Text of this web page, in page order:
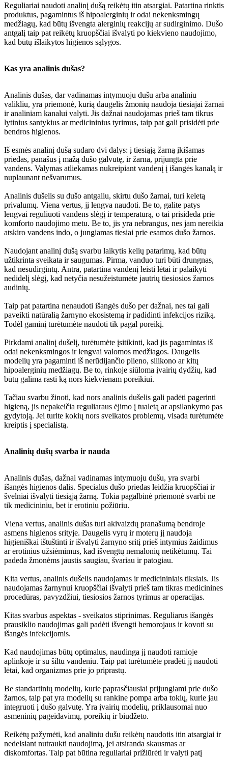
Reguliariai naudoti analinį dušą reikėtų itin atsargiai. Patartina rinktis
produktus, pagamintus iš hipoalerginių ir odai nekenksmingų
medžiagų, kad būtų išvengta alerginių reakcijų ar sudirginimo. Dušo
antgalį taip pat reikėtų kruopščiai išvalyti po kiekvieno naudojimo,
kad būtų išlaikytos higienos sąlygos.
Kas yra analinis dušas?
Analinis dušas, dar vadinamas intymuoju dušu arba analiniu
valikliu, yra priemonė, kurią daugelis žmonių naudoja tiesiajai žarnai
ir analiniam kanalui valyti. Jis dažnai naudojamas prieš tam tikrus
lytinius santykius ar medicininius tyrimus, taip pat gali prisidėti prie
bendros higienos.
Iš esmės analinį dušą sudaro dvi dalys: į tiesiąją žarną įkišamas
priedas, panašus į mažą dušo galvutę, ir žarna, prijungta prie
vandens. Valymas atliekamas nukreipiant vandenį į išangės kanalą ir
nuplaunant nešvarumus.
Analinis dušelis su dušo antgaliu, skirtu dušo žarnai, turi keletą
privalumų. Viena vertus, jį lengva naudoti. Be to, galite patys
lengvai reguliuoti vandens slėgį ir temperatūrą, o tai prisideda prie
komforto naudojimo metu. Be to, jis yra nebrangus, nes jam nereikia
atskiro vandens indo, o jungiamas tiesiai prie esamos dušo žarnos.
Naudojant analinį dušą svarbu laikytis kelių patarimų, kad būtų
užtikrinta sveikata ir saugumas. Pirma, vanduo turi būti drungnas,
kad nesudirgintų. Antra, patartina vandenį leisti lėtai ir palaikyti
nedidelį slėgį, kad netyčia nesužeistumėte jautrių tiesiosios žarnos
audinių.
Taip pat patartina nenaudoti išangės dušo per dažnai, nes tai gali
paveikti natūralią žarnyno ekosistemą ir padidinti infekcijos riziką.
Todėl gaminį turėtumėte naudoti tik pagal poreikį.
Pirkdami analinį dušelį, turėtumėte įsitikinti, kad jis pagamintas iš
odai nekenksmingos ir lengvai valomos medžiagos. Daugelis
modelių yra pagaminti iš nerūdijančio plieno, silikono ar kitų
hipoalerginių medžiagų. Be to, rinkoje siūloma įvairių dydžių, kad
būtų galima rasti ką nors kiekvienam poreikiui.
Tačiau svarbu žinoti, kad nors analinis dušelis gali padėti pagerinti
higieną, jis nepakeičia reguliaraus ėjimo į tualetą ar apsilankymo pas
gydytoją. Jei turite kokių nors sveikatos problemų, visada turėtumėte
kreiptis į specialistą.
Analinių dušų svarba ir nauda
Analinis dušas, dažnai vadinamas intymuoju dušu, yra svarbi
išangės higienos dalis. Specialus dušo priedas leidžia kruopščiai ir
švelniai išvalyti tiesiąją žarną. Tokia pagalbinė priemonė svarbi ne
tik medicininiu, bet ir erotiniu požiūriu.
Viena vertus, analinis dušas turi akivaizdų pranašumą bendroje
asmens higienos srityje. Daugelis vyrų ir moterų jį naudoja
higieniškai ištuštinti ir išvalyti žarnyno sritį prieš intymius žaidimus
ar erotinius užsiėmimus, kad išvengtų nemalonių netikėtumų. Tai
padeda žmonėms jaustis saugiau, švariau ir patogiau.
Kita vertus, analinis dušelis naudojamas ir medicininiais tikslais. Jis
naudojamas žarnynui kruopščiai išvalyti prieš tam tikras medicinines
procedūras, pavyzdžiui, tiesiosios žarnos tyrimus ar operacijas.
Kitas svarbus aspektas - sveikatos stiprinimas. Reguliarus išangės
prausiklio naudojimas gali padėti išvengti hemorojaus ir kovoti su
išangės infekcijomis.
Kad naudojimas būtų optimalus, naudinga jį naudoti ramioje
aplinkoje ir su šiltu vandeniu. Taip pat turėtumėte pradėti jį naudoti
lėtai, kad organizmas prie jo priprastų.
Be standartinių modelių, kurie paprasčiausiai prijungiami prie dušo
žarnos, taip pat yra modelių su rankine pompa arba tokių, kurie jau
integruoti į dušo galvutę. Yra įvairių modelių, priklausomai nuo
asmeninių pageidavimų, poreikių ir biudžeto.
Reikėtų pažymėti, kad analiniu dušu reikėtų naudotis itin atsargiai ir
nedelsiant nutraukti naudojimą, jei atsiranda skausmas ar
diskomfortas. Taip pat būtina reguliariai prižiūrėti ir valyti patį